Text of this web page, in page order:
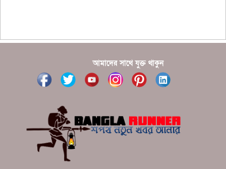
?????? ????? ?????? ???? ???? ?????
আমাদের সাথে যুক্ত থাকুন